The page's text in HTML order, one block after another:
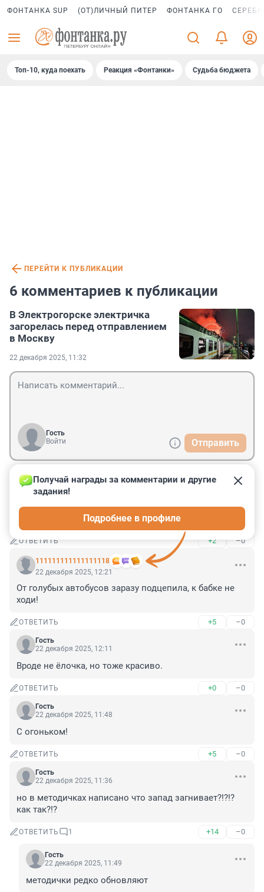
ФОНТАНКА SUP (ОТ)ЛИЧНЫЙ ПИТЕР ФОНТАНКА ГО
Топ-10, куда поехать Реакция «Фонтанки» Судьба бюджета
ПЕРЕЙТИ К ПУБЛИКАЦИИ
6 комментариев к публикации
В Электрогорске электричка
загорелась перед отправлением
в Москву
22 декабря 2025, 11:32
Гость
Войти
Отправить
Гость
22 декабря 2025, 12:44
Импортозамещенная электричка, там как раз
заместили кабели и токосъемники.
ОТВЕТИТЬ +2 –0
111111111111111118
Получай награды за комментарии и другие
задания!
Подробнее в профиле
22 декабря 2025, 12:21
От голубых автобусов заразу подцепила, к бабке не
ходи!
ОТВЕТИТЬ +5 –0
Гость
22 декабря 2025, 12:11
Вроде не ёлочка, но тоже красиво.
ОТВЕТИТЬ +0 –0
Гость
22 декабря 2025, 11:48
С огоньком!
ОТВЕТИТЬ +5 –0
Гость
22 декабря 2025, 11:36
но в методичках написано что запад загнивает?!?!?
как так?!?
ОТВЕТИТЬ 1 +14 –0
Гость
22 декабря 2025, 11:49
методички редко обновляют